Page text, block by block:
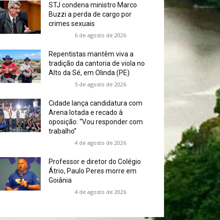
STJ condena ministro Marco
Buzzi a perda de cargo por
crimes sexuais
6 de agosto de 2026
Repentistas mantêm viva a
tradição da cantoria de viola no
Alto da Sé, em Olinda (PE)
5 de agosto de 2026
Cidade lança candidatura com
Arena lotada e recado à
oposição: “Vou responder com
trabalho”
4 de agosto de 2026
Professor e diretor do Colégio
Átrio, Paulo Peres morre em
Goiânia
4 de agosto de 2026